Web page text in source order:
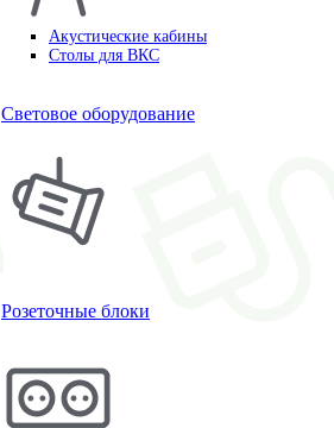
Акустические кабины
Столы для ВКС
Световое оборудование
Розеточные блоки